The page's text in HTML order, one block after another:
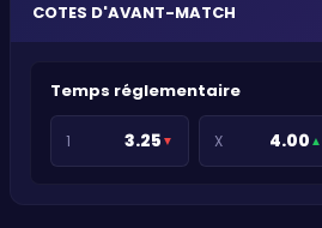
COTES D'AVANT-MATCH
Temps réglementaire
1 3.25 ▼ X 4.00 ▲